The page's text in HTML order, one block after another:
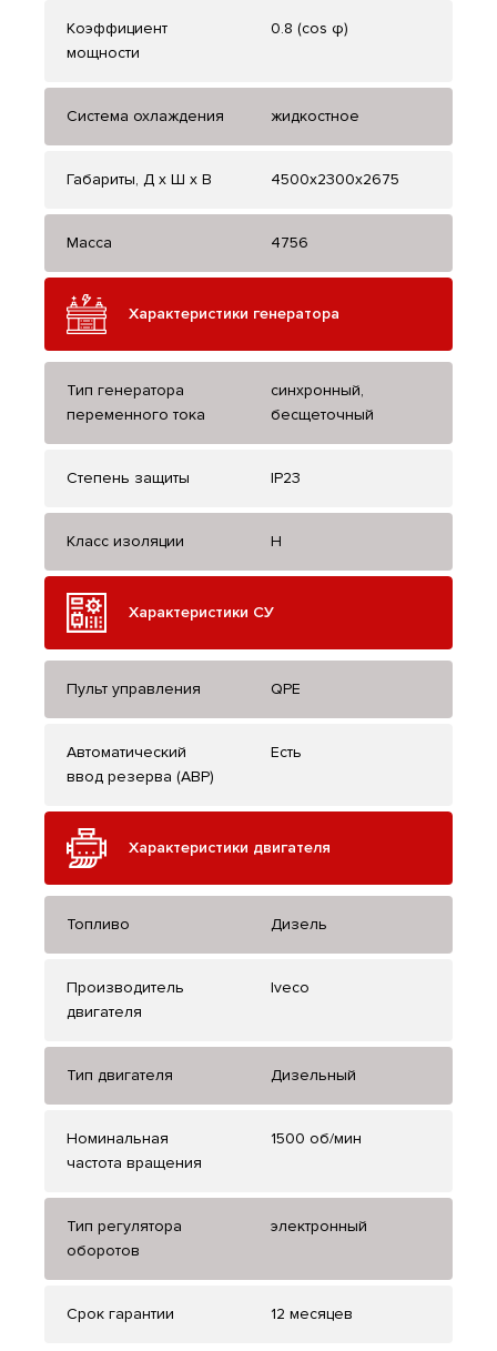
Коэффициент
мощности
0.8 (cos φ)
Система охлаждения жидкостное
Габариты, Д x Ш x В 4500x2300x2675
Масса 4756
Характеристики генератора
Тип генератора
переменного тока
синхронный,
бесщеточный
Степень защиты IP23
Класс изоляции H
Характеристики СУ
Пульт управления QPE
Автоматический
ввод резерва (АВР)
Есть
Характеристики двигателя
Топливо Дизель
Производитель
двигателя
Iveco
Тип двигателя Дизельный
Номинальная
частота вращения
1500 об/мин
Тип регулятора
оборотов
электронный
Срок гарантии 12 месяцев